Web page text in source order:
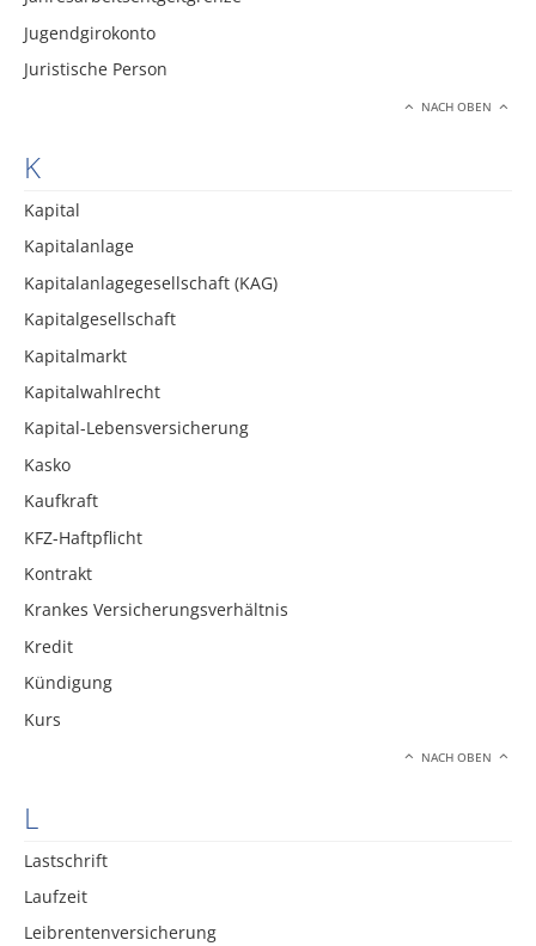
Jugendgirokonto
Juristische Person
NACH OBEN
K
Kapital
Kapitalanlage
Kapitalanlagegesellschaft (KAG)
Kapitalgesellschaft
Kapitalmarkt
Kapitalwahlrecht
Kapital-Lebensversicherung
Kasko
Kaufkraft
KFZ-Haftpflicht
Kontrakt
Krankes Versicherungsverhältnis
Kredit
Kündigung
Kurs
NACH OBEN
L
Lastschrift
Laufzeit
Leibrentenversicherung